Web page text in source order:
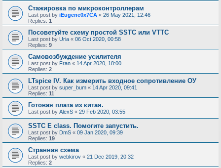
Стажировка по микроконтроллерам
Last post by iEugene0x7CA « 26 May 2021, 12:46
Replies: 1
Посоветуйте схему простой SSTC или VTTC
Last post by Uria « 06 Oct 2020, 00:58
Replies: 9
Самовозбуждение усилителя
Last post by Fran « 14 Apr 2020, 18:00
Replies: 2
LTspice IV. Как измерить входное сопротивление ОУ
Last post by super_bum « 14 Apr 2020, 09:41
Replies: 11
Готовая плата из китая.
Last post by AlexS « 29 Feb 2020, 03:55
SSTC E class. Помогите запустить.
Last post by DmS « 09 Jan 2020, 09:39
Replies: 19
Странная схема
Last post by webkirov « 21 Dec 2019, 20:32
Replies: 2